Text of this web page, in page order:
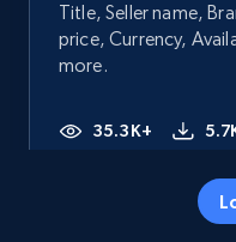
Title, Seller name,
price, Currency,
more.
35.3K+